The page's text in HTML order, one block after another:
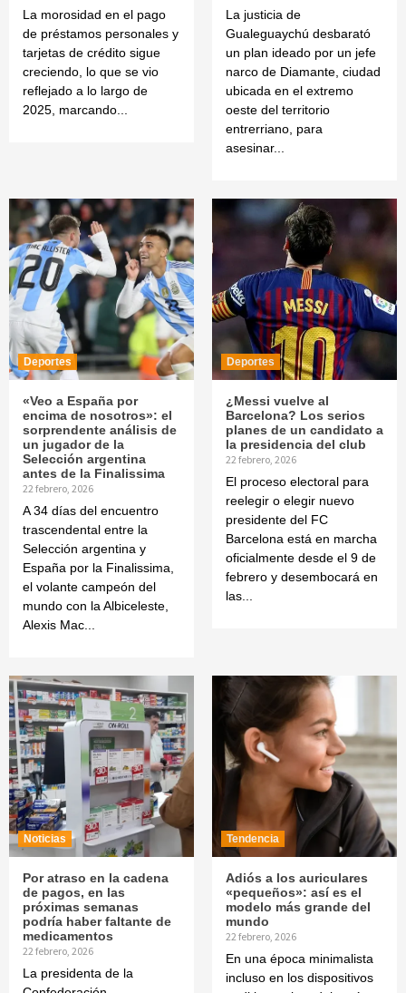
La morosidad en el pago
de préstamos personales y
tarjetas de crédito sigue
creciendo, lo que se vio
reflejado a lo largo de
2025, marcando...
La justicia de
Gualeguaychú desbarató
un plan ideado por un jefe
narco de Diamante, ciudad
ubicada en el extremo
oeste del territorio
entrerriano, para
asesinar...
Deportes
«Veo a España por
encima de nosotros»: el
sorprendente análisis de
un jugador de la
Selección argentina
antes de la Finalissima
22 febrero, 2026
A 34 días del encuentro
trascendental entre la
Selección argentina y
España por la Finalissima,
el volante campeón del
mundo con la Albiceleste,
Alexis Mac...
Deportes
¿Messi vuelve al
Barcelona? Los serios
planes de un candidato a
la presidencia del club
22 febrero, 2026
El proceso electoral para
reelegir o elegir nuevo
presidente del FC
Barcelona está en marcha
oficialmente desde el 9 de
febrero y desembocará en
las...
Noticias
Por atraso en la cadena
de pagos, en las
próximas semanas
podría haber faltante de
medicamentos
22 febrero, 2026
La presidenta de la
Tendencia
Adiós a los auriculares
«pequeños»: así es el
modelo más grande del
mundo
22 febrero, 2026
En una época minimalista
incluso en los dispositivos